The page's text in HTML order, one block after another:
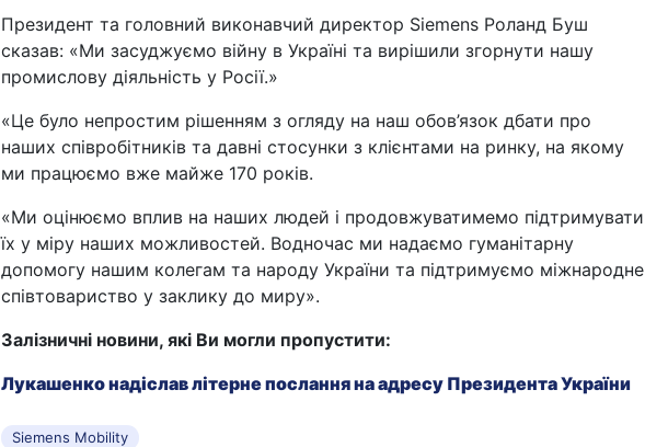
Президент та головний виконавчий директор Siemens Роланд Буш
сказав: «Ми засуджуємо війну в Україні та вирішили згорнути нашу
промислову діяльність у Росії.»
«Це було непростим рішенням з огляду на наш обов’язок дбати про
наших співробітників та давні стосунки з клієнтами на ринку, на якому
ми працюємо вже майже 170 років.
«Ми оцінюємо вплив на наших людей і продовжуватимемо підтримувати
їх у міру наших можливостей. Водночас ми надаємо гуманітарну
допомогу нашим колегам та народу України та підтримуємо міжнародне
співтовариство у заклику до миру».
Залізничні новини, які Ви могли пропустити:
Лукашенко надіслав літерне послання на адресу Президента України
Siemens Mobility